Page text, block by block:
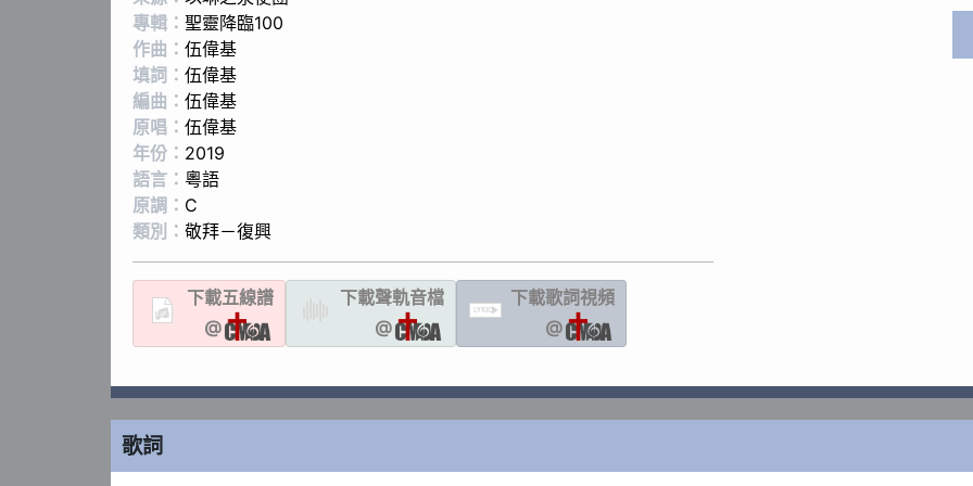
專輯： 聖靈降臨100
作曲： 伍偉基
填詞： 伍偉基
編曲： 伍偉基
原唱： 伍偉基
年份： 2019
語言： 粵語
原調： C
類別： 敬拜－復興
下載五線譜
@
下載聲軌音檔
@
LYRIC
下載歌詞視頻
@
歌詞